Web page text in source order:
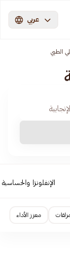
عربي
الطبي
الإنفلونزا والحساسية
معزز الأداء